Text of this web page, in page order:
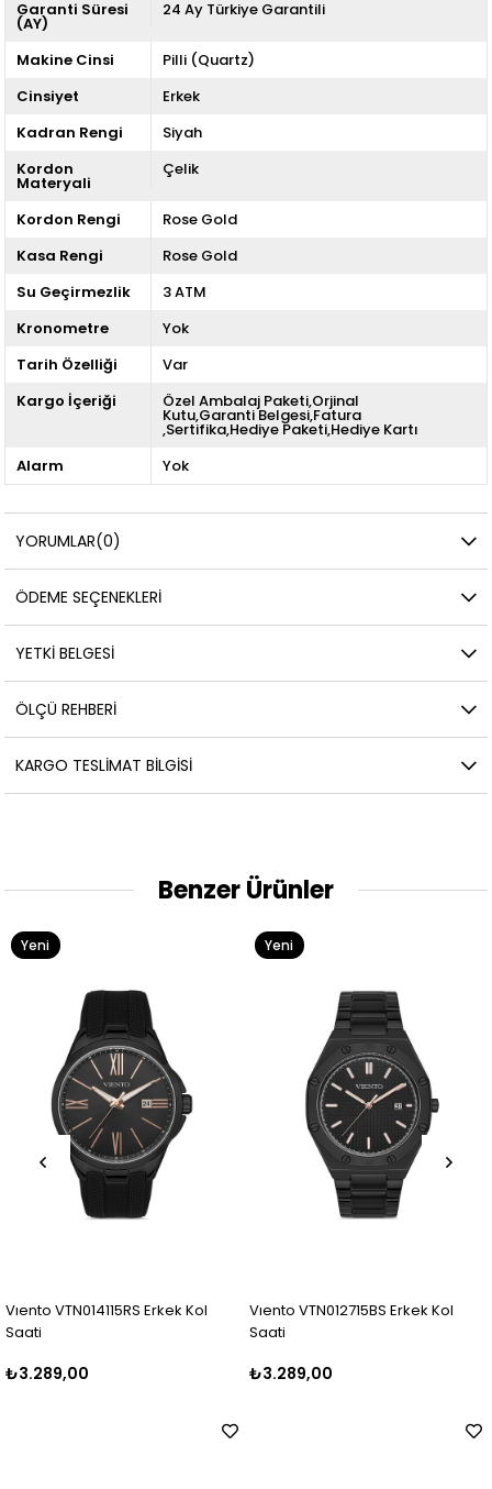
Garanti Süresi
(AY)
24 Ay Türkiye Garantili
Makine Cinsi
Pilli (Quartz)
Cinsiyet
Erkek
Kadran Rengi
Siyah
Kordon
Materyali
Çelik
Kordon Rengi
Rose Gold
Kasa Rengi
Rose Gold
Su Geçirmezlik
3 ATM
Kronometre
Yok
Tarih Özelliği
Var
Kargo İçeriği
Özel Ambalaj Paketi,Orjinal
Kutu,Garanti Belgesi,Fatura
,Sertifika,Hediye Paketi,Hediye Kartı
Alarm
Yok
YORUMLAR(0)
ÖDEME SEÇENEKLERI
YETKİ BELGESİ
ÖLÇÜ REHBERI
KARGO TESLIMAT BILGISI
Benzer Ürünler
Erkek Kol
Vıento VTN012715BS Erkek Kol
Vıento